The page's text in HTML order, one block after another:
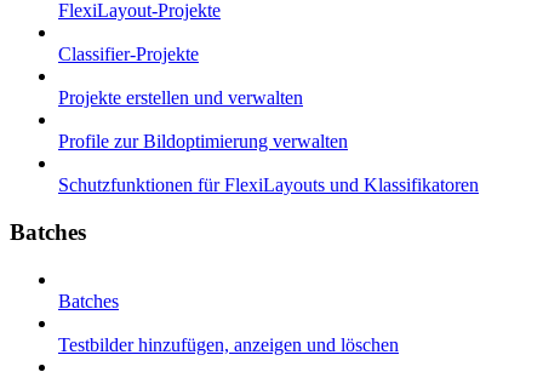
FlexiLayout-Projekte
Classifier-Projekte
Projekte erstellen und verwalten
Profile zur Bildoptimierung verwalten
Schutzfunktionen für FlexiLayouts und Klassifikatoren
Batches
Batches
Testbilder hinzufügen, anzeigen und löschen